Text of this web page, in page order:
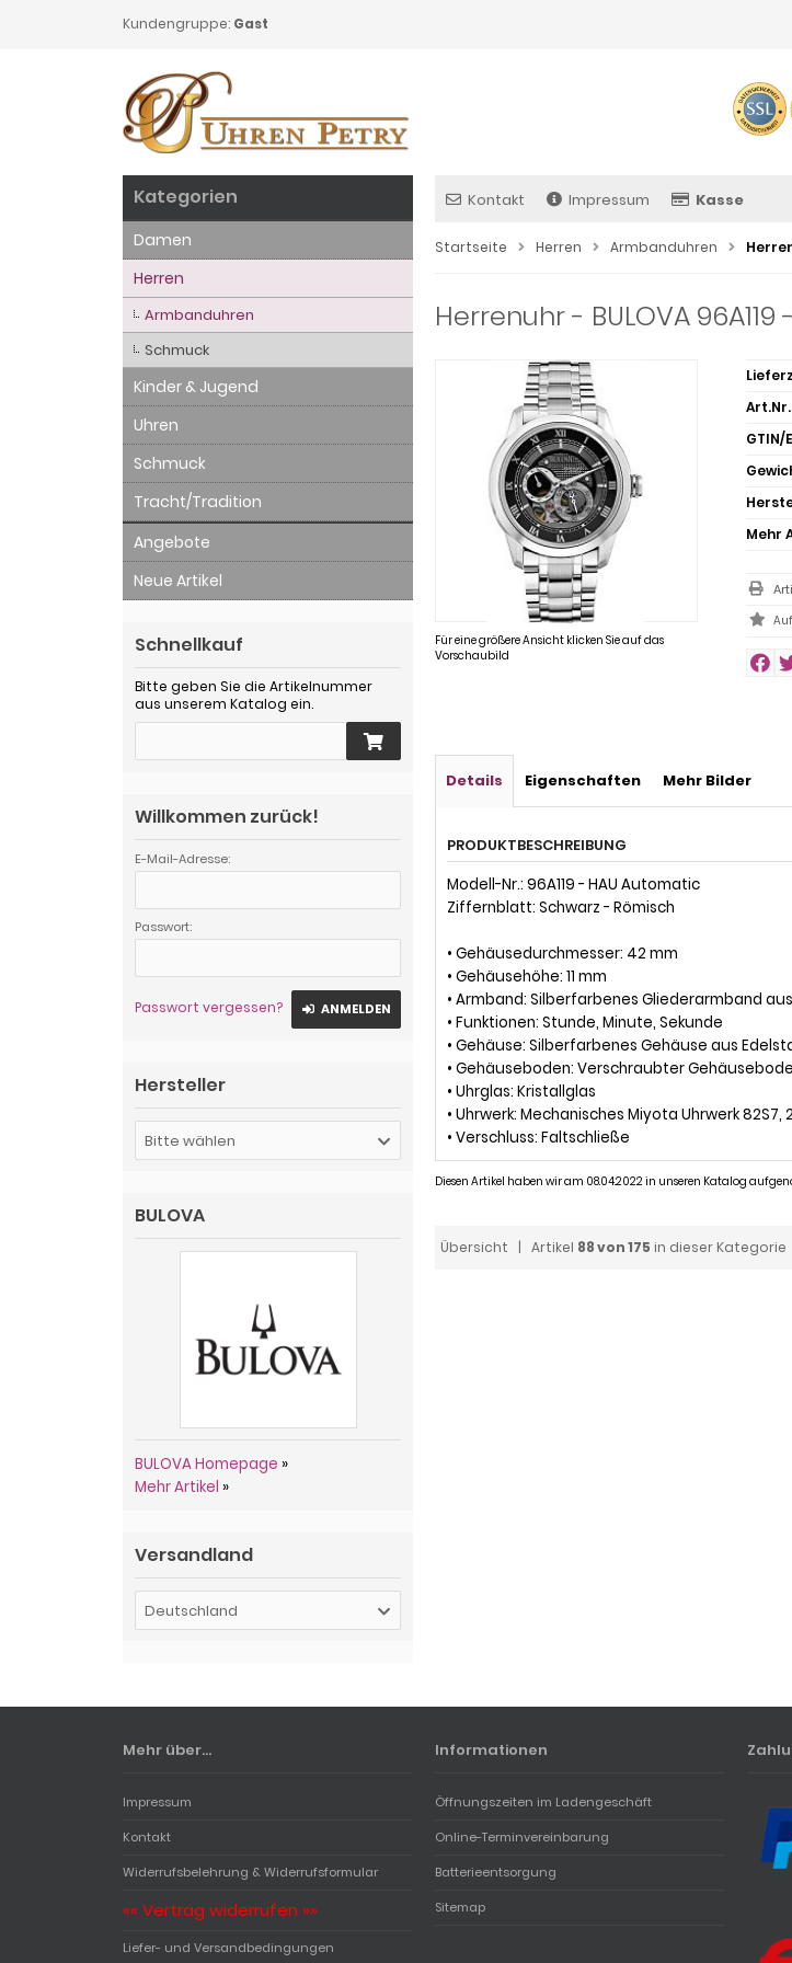
Kundengruppe: Gast
Kontakt Impressum Kasse
Startseite Herren Armbanduhren
Herrenuhr - BULOVA
Für eine größere Ansicht klicken Sie auf das
Vorschaubild
GTIN/
Mehr
Details Eigenschaften Mehr Bilder
PRODUKTBESCHREIBUNG
Modell-Nr.: 96A119 - HAU Automatic
Ziffernblatt: Schwarz - Römisch
• Gehäusedurchmesser: 42 mm
• Gehäusehöhe: 11 mm
• Armband: Silberfarbenes Gliederarmband
• Funktionen: Stunde, Minute, Sekunde
• Gehäuse: Silberfarbenes Gehäuse aus
• Gehäuseboden: Verschraubter
• Uhrglas: Kristallglas
• Uhrwerk: Mechanisches Miyota Uhrwerk
• Verschluss: Faltschließe
Diesen Artikel haben wir am 08.04.2022 in unseren Katalog
Übersicht | Artikel 88 von 175 in dieser Kategorie
Kategorien
Damen
Herren
Armbanduhren
Schmuck
Kinder & Jugend
Uhren
Schmuck
Tracht/Tradition
Angebote
Neue Artikel
Schnellkauf
Bitte geben Sie die Artikelnummer
aus unserem Katalog ein.
Willkommen zurück!
E-Mail-Adresse:
Passwort:
Passwort vergessen? ANMELDEN
Hersteller
Bitte wählen
BULOVA
BULOVA Homepage »
Mehr Artikel »
Versandland
Deutschland
Mehr über...
Impressum
Kontakt
Widerrufsbelehrung & Widerrufsformular
«« Vertrag widerrufen »»
Liefer- und Versandbedingungen
Informationen
Öffnungszeiten im Ladengeschäft
Online-Terminvereinbarung
Batterieentsorgung
Sitemap